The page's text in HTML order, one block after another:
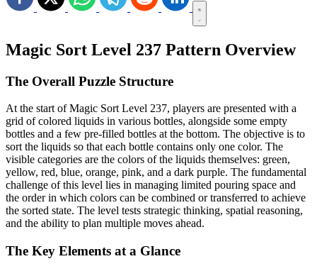
Magic Sort Level 237 Pattern Overview
The Overall Puzzle Structure
At the start of Magic Sort Level 237, players are presented with a
grid of colored liquids in various bottles, alongside some empty
bottles and a few pre-filled bottles at the bottom. The objective is to
sort the liquids so that each bottle contains only one color. The
visible categories are the colors of the liquids themselves: green,
yellow, red, blue, orange, pink, and a dark purple. The fundamental
challenge of this level lies in managing limited pouring space and
the order in which colors can be combined or transferred to achieve
the sorted state. The level tests strategic thinking, spatial reasoning,
and the ability to plan multiple moves ahead.
The Key Elements at a Glance